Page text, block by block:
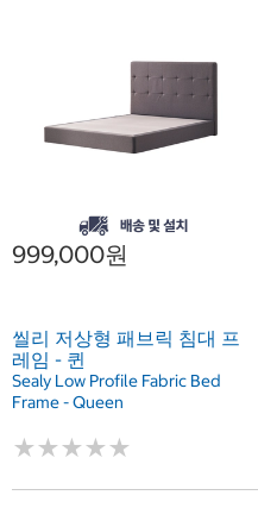
999,000원
씰리 저상형 패브릭 침대 프
레임 - 퀸
Sealy Low Profile Fabric Bed
Frame - Queen
★★★★★
★★★★★